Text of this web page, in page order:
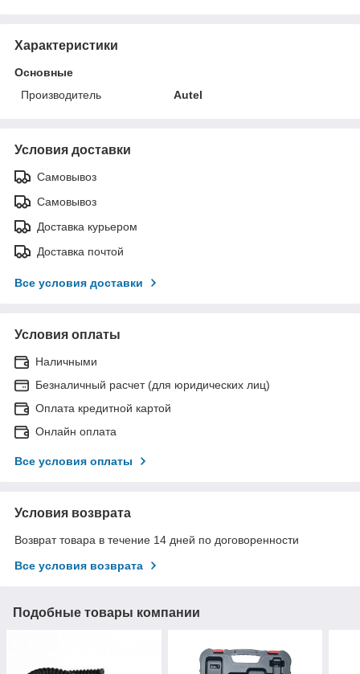
Характеристики
Основные
Производитель
Autel
Условия доставки
Самовывоз
Самовывоз
Доставка курьером
Доставка почтой
Все условия доставки
Условия оплаты
Наличными
Безналичный расчет (для юридических лиц)
Оплата кредитной картой
Онлайн оплата
Все условия оплаты
Условия возврата
Возврат товара в течение 14 дней по договоренности
Все условия возврата
Подобные товары компании